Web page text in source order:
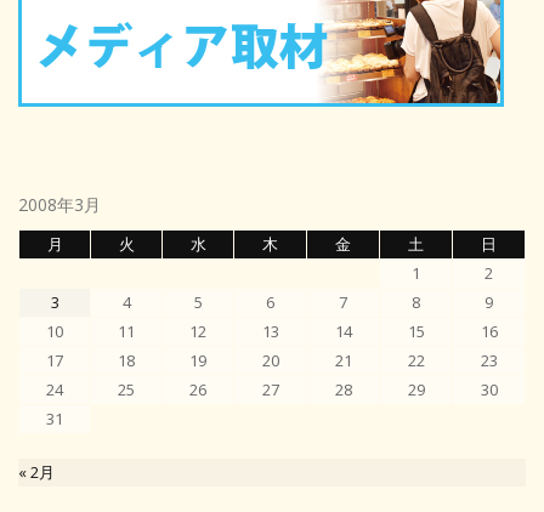
2008年3月
月 火 水 木 金 土
日
1
2
3
4 5 6 7 8
9
10
11 12 13 14 15
16
17
18 19 20 21 22
23
24
25 26 27 28 29
30
31
« 2月